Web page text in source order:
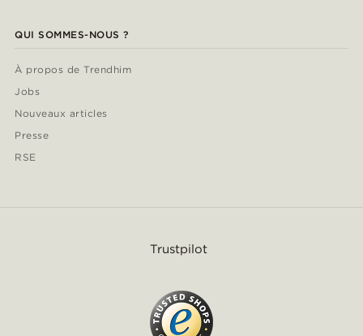
QUI SOMMES-NOUS ?
À propos de Trendhim
Jobs
Nouveaux articles
Presse
RSE
Trustpilot